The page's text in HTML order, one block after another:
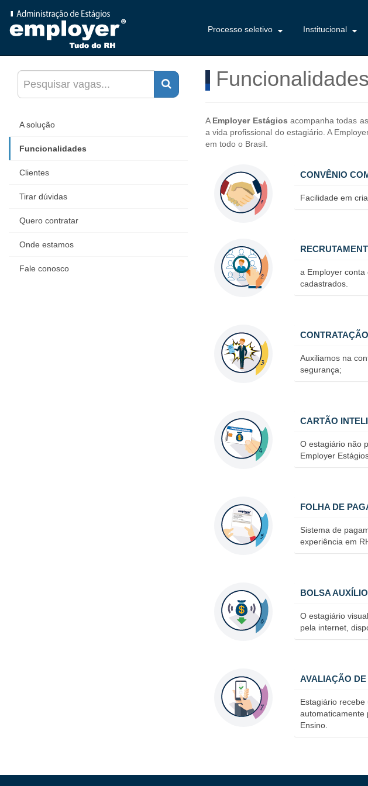
Processo seletivo Institucional
A solução
Funcionalidades
Clientes
Tirar dúvidas
Quero contratar
Onde estamos
Fale conosco
Funcionalidades
A Employer Estágios acompanha todas
a vida profissional do estagiário. A
em todo o Brasil.
CONVÊNIO
Facilidade em
a Employer
cadastrados.
CONTRATAÇÃO
Auxiliamos na
segurança;
CARTÃO
O estagiário não
Employer
FOLHA DE
Sistema de
experiência em
BOLSA
O estagiário
pela internet,
AVALIAÇÃO
Estagiário
automaticamente
Ensino.